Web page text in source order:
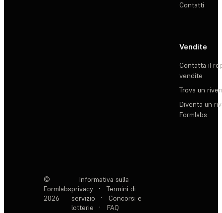
Contatti
Vendite
Contatta il
vendite
Trova un
Diventa un
Formlabs
©
Formlabs
2026
Informativa sulla
privacy
·
Termini di
servizio
·
Concorsi e
lotterie
· FAQ